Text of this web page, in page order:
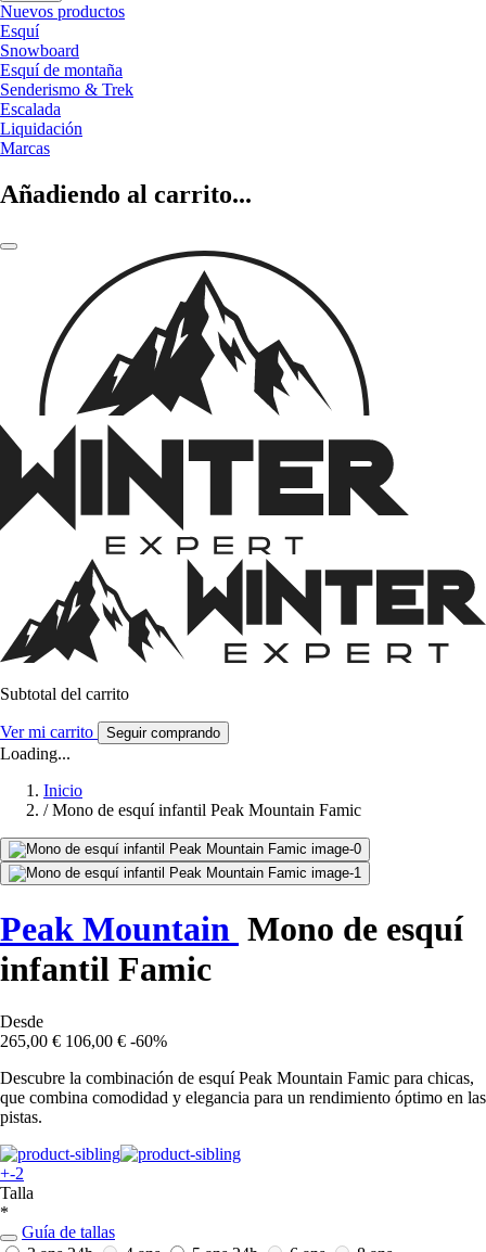
Nuevos productos
Esquí
Snowboard
Esquí de montaña
Senderismo & Trek
Escalada
Liquidación
Marcas
Añadiendo al carrito...
Subtotal del carrito
Ver mi carrito Seguir comprando
Loading...
Inicio
/ Mono de esquí infantil Peak Mountain Famic
Peak Mountain Mono de esquí
infantil Famic
Desde
265,00 € 106,00 € -60%
Descubre la combinación de esquí Peak Mountain Famic para chicas,
que combina comodidad y elegancia para un rendimiento óptimo en las
pistas.
+-2
Talla
*
Guía de tallas